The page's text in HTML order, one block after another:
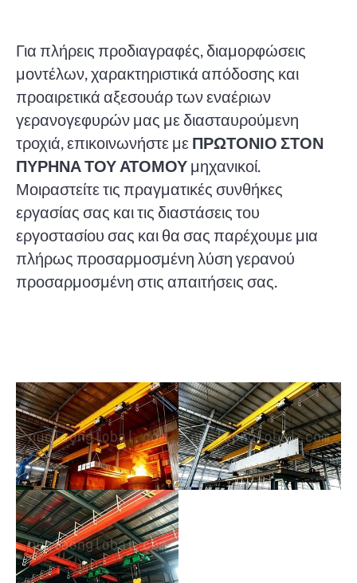
Για πλήρεις προδιαγραφές, διαμορφώσεις
μοντέλων, χαρακτηριστικά απόδοσης και
προαιρετικά αξεσουάρ των εναέριων
γερανογεφυρών μας με διασταυρούμενη
τροχιά, επικοινωνήστε με ΠΡΩΤΟΝΙΟ ΣΤΟΝ
ΠΥΡΗΝΑ ΤΟΥ ΑΤΟΜΟΥμηχανικοί.
Μοιραστείτε τις πραγματικές συνθήκες
εργασίας σας και τις διαστάσεις του
εργοστασίου σας και θα σας παρέχουμε μια
πλήρως προσαρμοσμένη λύση γερανού
προσαρμοσμένη στις απαιτήσεις σας.